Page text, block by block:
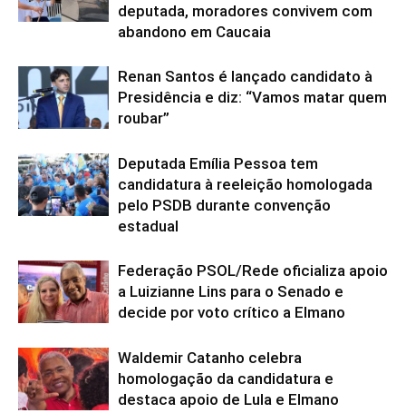
deputada, moradores convivem com
abandono em Caucaia
Renan Santos é lançado candidato à
Presidência e diz: “Vamos matar quem
roubar”
Deputada Emília Pessoa tem
candidatura à reeleição homologada
pelo PSDB durante convenção
estadual
Federação PSOL/Rede oficializa apoio
a Luizianne Lins para o Senado e
decide por voto crítico a Elmano
Waldemir Catanho celebra
homologação da candidatura e
destaca apoio de Lula e Elmano